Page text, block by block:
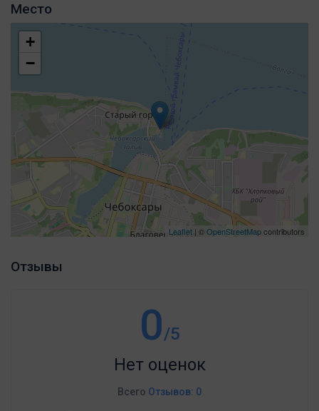
Место
+
−
Leaflet | ©OpenStreetMapcontributors
Отзывы
0/5
Нет оценок
Всего Отзывов: 0